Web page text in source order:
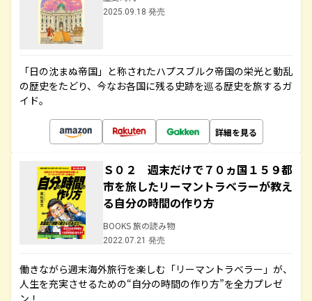
2025.09.18 発売
「日の沈まぬ帝国」と称されたハプスブルク帝国の栄光と動乱
の歴史をたどり、今なお各国に残る史跡を巡る歴史を旅するガ
イド。
詳細を見る
Ｓ０２ 週末だけで７０ヵ国１５９都
市を旅したリーマントラベラーが教え
る自分の時間の作り方
BOOKS 旅の読み物
2022.07.21 発売
働きながら週末海外旅行を楽しむ「リーマントラベラー」が、
人生を充実させるための“自分の時間の作り方”を全力プレゼ
ン！